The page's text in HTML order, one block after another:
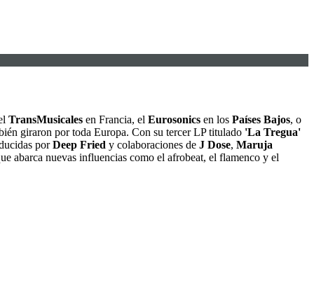
TransMusicales en Francia, el Eurosonics en los Países Bajos, o
giraron por toda Europa. Con su tercer LP titulado 'La Tregua'
porDeep Fried y colaboraciones de J Dose, Maruja
abarca nuevas influencias como el afrobeat, el flamenco y el